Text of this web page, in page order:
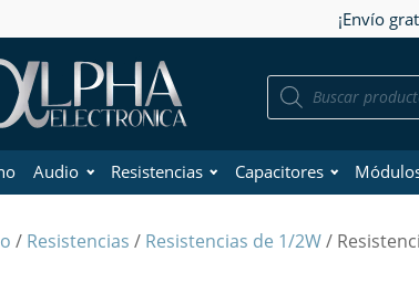
¡Envío
Búsqueda
Audio Resistencias Capacitores
/ Resistencias / Resistencias de 1/2W/